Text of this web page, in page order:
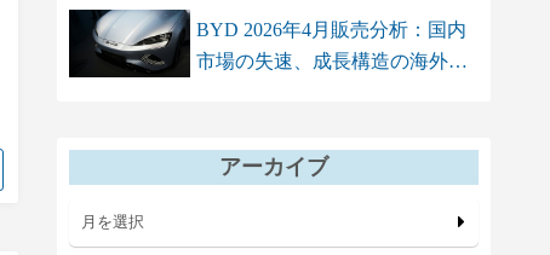
BYD 2026年4月販売分析：国内
市場の失速、成長構造の海外依
アーカイブ
月を選択